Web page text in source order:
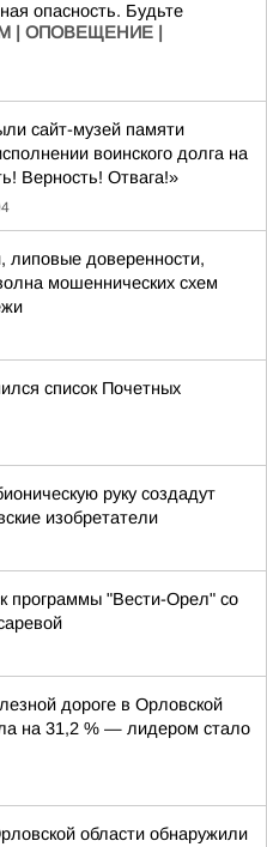
опасность. Будьте
| ОПОВЕЩЕНИЕ |
сайт-музей памяти
воинского долга на
Верность! Отвага!»
липовые доверенности,
мошеннических схем
список Почетных
руку создадут
изобретатели
программы "Вести-Орел" со
дороге в Орловской
на 31,2 % — лидером стало
области обнаружили